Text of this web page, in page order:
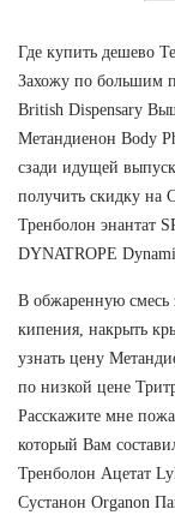
Где купить дешево
Захожу по большим
British Dispensary
Метандиенон Body
сзади идущей
получить скидку на
Тренболон энантат
DYNATROPE
В обжаренную смесь
кипения, накрыть
узнать цену
по низкой цене
Расскажите мне
который Вам
Тренболон Ацетат
Сустанон Organon